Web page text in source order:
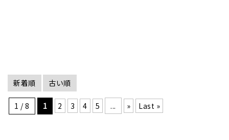
新着順 古い順
1 / 8 1 2 3 4 5 ... » Last »